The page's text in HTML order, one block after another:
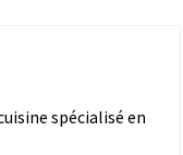
spécialisé en